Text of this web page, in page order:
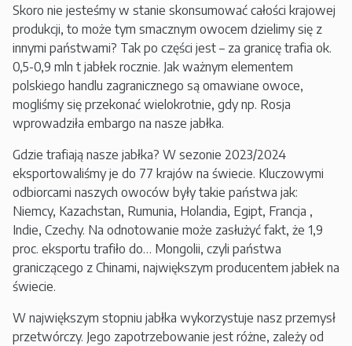
Skoro nie jesteśmy w stanie skonsumować całości krajowej
produkcji, to może tym smacznym owocem dzielimy się z
innymi państwami? Tak po części jest – za granicę trafia ok.
0,5-0,9 mln t jabłek rocznie. Jak ważnym elementem
polskiego handlu zagranicznego są omawiane owoce,
mogliśmy się przekonać wielokrotnie, gdy np. Rosja
wprowadziła embargo na nasze jabłka.
Gdzie trafiają nasze jabłka? W sezonie 2023/2024
eksportowaliśmy je do 77 krajów na świecie. Kluczowymi
odbiorcami naszych owoców były takie państwa jak:
Niemcy, Kazachstan, Rumunia, Holandia, Egipt, Francja ,
Indie, Czechy. Na odnotowanie może zasłużyć fakt, że 1,9
proc. eksportu trafiło do… Mongolii, czyli państwa
graniczącego z Chinami, największym producentem jabłek na
świecie.
W największym stopniu jabłka wykorzystuje nasz przemysł
przetwórczy. Jego zapotrzebowanie jest różne, zależy od